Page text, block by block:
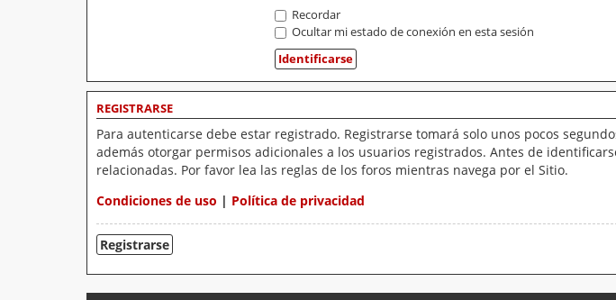
Recordar
Ocultar mi estado de conexión en esta sesión
REGISTRARSE
Para autenticarse debe estar registrado. Registrarse tomará solo unos pocos
además otorgar permisos adicionales a los usuarios registrados. Antes de
relacionadas. Por favor lea las reglas de los foros mientras navega por el Sitio.
Condiciones de uso | Política de privacidad
Registrarse